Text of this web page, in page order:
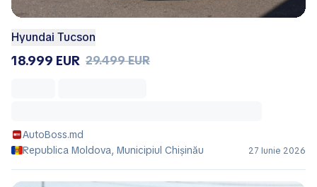
Hyundai Tucson
18.999 EUR 29.499 EUR
AutoBoss.md
Republica Moldova, Municipiul Chișinău
27 Iunie 2026